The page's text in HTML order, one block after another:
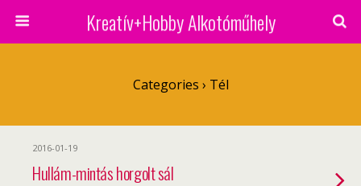
Kreatív+Hobby Alkotóműhely
Categories › Tél
2016-01-19
Hullám-mintás horgolt sál